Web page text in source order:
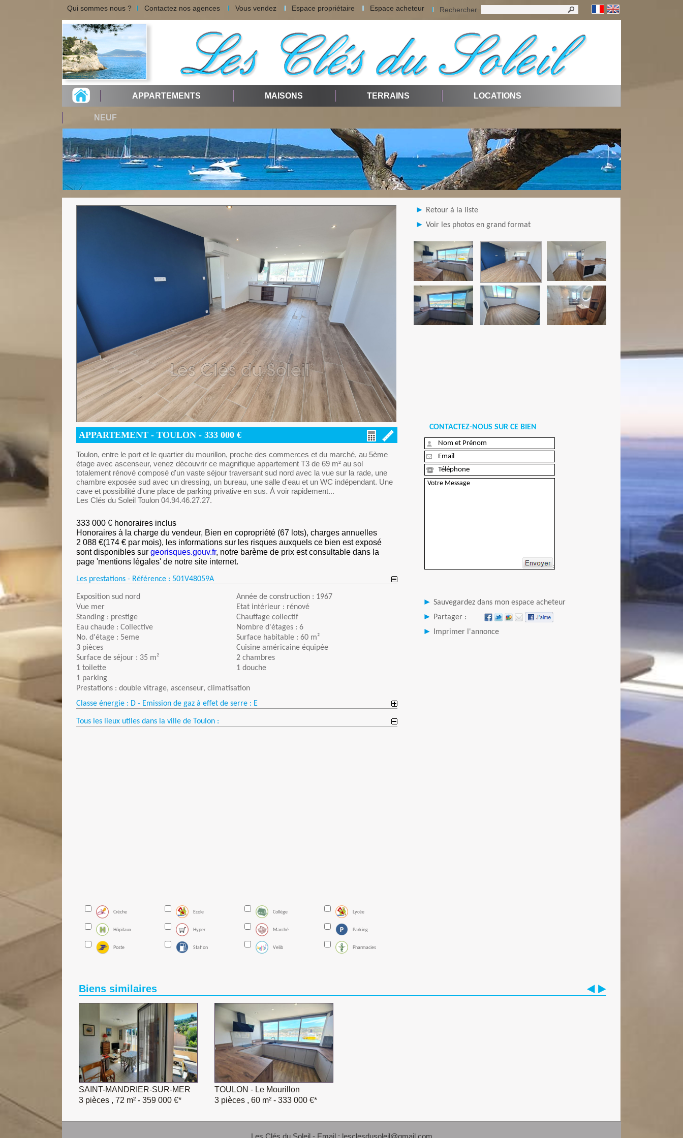
Qui sommes nous ? Contactez nos agences Vous vendez Espace propriétaire Espace acheteur Rechercher
APPARTEMENTS MAISONS TERRAINS LOCATIONS
NEUF
Retour à la liste
Voir les photos en grand format
APPARTEMENT - TOULON - 333 000 €
Toulon, entre le port et le quartier du mourillon, proche des commerces et du marché, au 5ème
étage avec ascenseur, venez découvrir ce magnifique appartement T3 de 69 m² au sol
totalement rénové composé d'un vaste séjour traversant sud nord avec la vue sur la rade, une
chambre exposée sud avec un dressing, un bureau, une salle d'eau et un WC indépendant. Une
cave et possibilité d'une place de parking privative en sus. À voir rapidement...
Les Clés du Soleil Toulon 04.94.46.27.27.
333 000 € honoraires inclus
Honoraires à la charge du vendeur, Bien en copropriété (67 lots), charges annuelles
2 088 €(174 € par mois), les informations sur les risques auxquels ce bien est exposé
sont disponibles sur georisques.gouv.fr, notre barème de prix est consultable dans la
page 'mentions légales' de notre site internet.
Les prestations - Référence : 501V48059A
Exposition sud nord
Année de construction : 1967
Vue mer
Etat intérieur : rénové
Standing : prestige
Chauffage collectif
Eau chaude : Collective
Nombre d'étages : 6
No. d'étage : 5eme
Surface habitable : 60 m²
3 pièces
Cuisine américaine équipée
Surface de séjour : 35 m²
2 chambres
1 toilette
1 douche
1 parking
Prestations : double vitrage, ascenseur, climatisation
Classe énergie : D - Emission de gaz à effet de serre : E
Tous les lieux utiles dans la ville de Toulon :
Créche Ecole Collège Lycée
Hôpitaux Hyper Marché Parking
Poste Station Velib Pharmacies
CONTACTEZ-NOUS SUR CE BIEN
Sauvegardez dans mon espace acheteur
Partager :
Imprimer l'annonce
Biens similaires
SAINT-MANDRIER-SUR-MER
3 pièces , 72 m² - 359 000 €*
TOULON - Le Mourillon
3 pièces , 60 m² - 333 000 €*
Les Clés du Soleil - Email : lesclesdusoleil@gmail.com